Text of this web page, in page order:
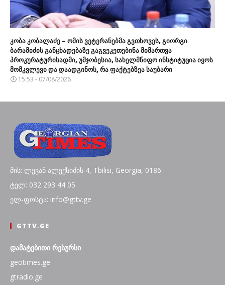
კობა კობალაძე – ომის ვეტერანებმა გვთხოვეს, გიორგი
ბარამიძის განცხადებაზე გაგვეკეთებინა მიმართვა
პროკურატურისადმი, უმჯობესია, სახელმწიფო ინსტიტუცია იყოს
მომკვლევი და დაადგინოს, რა ფაქტებზეა საუბარი
15:53 - 07/08/2026
მის: ლევან ალექსიძის 4, Tbilisi, Georgia, 0186
ტელ: 032 293 44 05
ელ-ფოსტა: info@gttv.ge
GTTV.GE
დამატებითი რესურსი
geotimes.ge
gtradio.ge